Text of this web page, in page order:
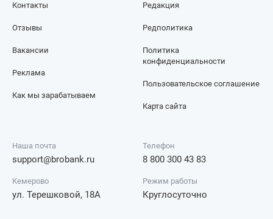
Контакты
Отзывы
Редакция
Редполитика
Вакансии
Реклама
Как мы зарабатываем
Политика
конфиденциальности
Пользовательское соглашение
Карта сайта
Наша почта
support@brobank.ru
Телефон
8 800 300 43 83
Кемерово
ул. Терешковой, 18А
Режим работы
Круглосуточно